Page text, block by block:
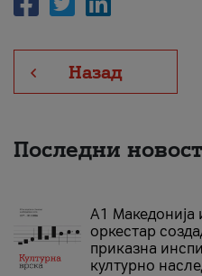
Назад
Последни
А1 Македонија
оркестар
приказна
културно